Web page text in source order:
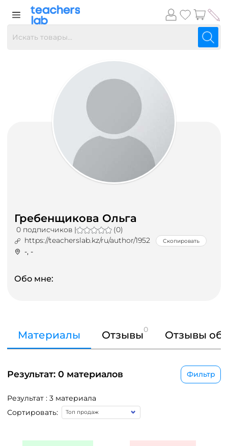
Гребенщикова Ольга
0 подписчиков |
(0)
https://teacherslab.kz/ru/author/1952
Скопировать
-, -
Обо мне:
Материалы Отзывы0 Отзывы об
Результат: 0 материалов Фильтр
Результат : 3 материала
Сортировать: